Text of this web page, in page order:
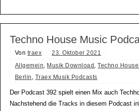
Techno House Music
Von traex
23. Oktober 2021
Allgemein, Musik Download ,Techno
Berlin , Traex Musik Podcasts
Der Podcast 392 spielt einen Mix auch
Nachstehend die Tracks in diesem Podcast